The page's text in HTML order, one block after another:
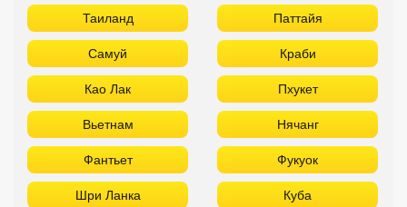
Таиланд Паттайя
Самуй Краби
Као Лак Пхукет
Вьетнам Нячанг
Фантьет Фукуок
Шри Ланка Куба